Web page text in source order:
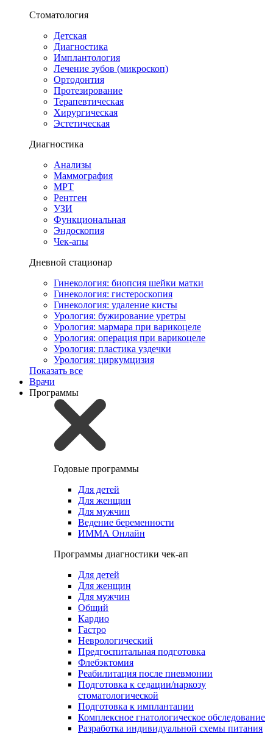
Стоматология
Детская
Диагностика
Имплантология
Лечение зубов (микроскоп)
Ортодонтия
Протезирование
Терапевтическая
Хирургическая
Эстетическая
Диагностика
Анализы
Маммография
МРТ
Рентген
УЗИ
Функциональная
Эндоскопия
Чек-апы
Дневной стационар
Гинекология: биопсия шейки матки
Гинекология: гистероскопия
Гинекология: удаление кисты
Урология: бужирование уретры
Урология: мармара при варикоцеле
Урология: операция при варикоцеле
Урология: пластика уздечки
Урология: циркумцизия
Показать все
Врачи
Программы
Годовые программы
Для детей
Для женщин
Для мужчин
Ведение беременности
ИММА Онлайн
Программы диагностики чек-ап
Для детей
Для женщин
Для мужчин
Общий
Кардио
Гастро
Неврологический
Предгоспитальная подготовка
Флебэктомия
Реабилитация после пневмонии
Подготовка к седации/наркозу
стоматологической
Подготовка к имплантации
Комплексное гнатологическое обследование
Разработка индивидуальной схемы питания